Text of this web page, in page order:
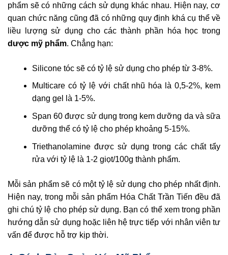
phẩm sẽ có những cách sử dụng khác nhau. Hiện nay, cơ
quan chức năng cũng đã có những quy định khá cụ thể về
liều lượng sử dụng cho các thành phần hóa học trong
dược mỹ phẩm. Chẳng hạn:
Silicone tóc sẽ có tỷ lệ sử dụng cho phép từ 3-8%.
Multicare có tỷ lệ với chất nhũ hóa là 0,5-2%, kem
dạng gel là 1-5%.
Span 60 được sử dụng trong kem dưỡng da và sữa
dưỡng thể có tỷ lệ cho phép khoảng 5-15%.
Triethanolamine được sử dụng trong các chất tẩy
rửa với tỷ lệ là 1-2 giọt/100g thành phẩm.
Mỗi sản phẩm sẽ có một tỷ lệ sử dụng cho phép nhất định.
Hiện nay, trong mỗi sản phẩm Hóa Chất Trần Tiến đều đã
ghi chú tỷ lệ cho phép sử dụng. Bạn có thể xem trong phần
hướng dẫn sử dụng hoặc liên hệ trực tiếp với nhân viên tư
vấn để được hỗ trợ kịp thời.